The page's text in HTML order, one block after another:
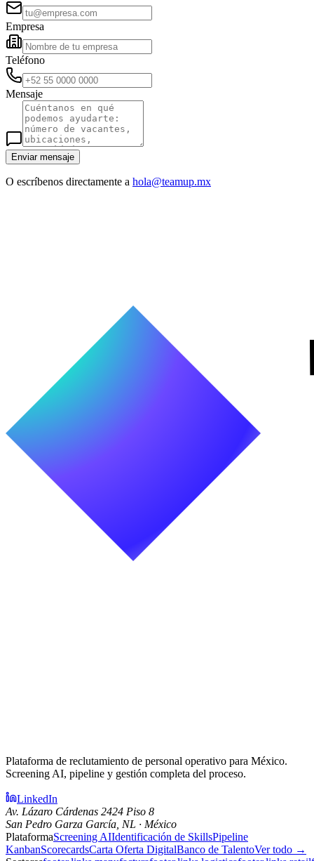
Empresa
Teléfono
Mensaje
Enviar mensaje
O escríbenos directamente a hola@teamup.mx
Plataforma de reclutamiento de personal operativo para México.
Screening AI, pipeline y gestión completa del proceso.
LinkedIn
Av. Lázaro Cárdenas 2424 Piso 8
San Pedro Garza García, NL · México
PlataformaScreening AIIdentificación de SkillsPipeline
KanbanScorecardsCarta Oferta DigitalBanco de TalentoVer todo →